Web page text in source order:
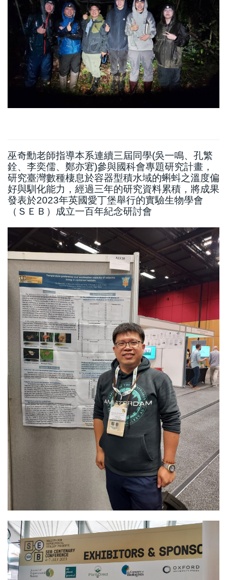
巫奇勳老師指導本系連續三屆同學(吳一鳴、孔繁
銓、李奕儒、鄭亦宭)參與國科會專題研究計畫，
研究臺灣數種棲息於容器型積水域的蝌蚪之溫度偏
好與馴化能力，經過三年的研究資料累積，將成果
發表於2023年英國愛丁堡舉行的實驗生物學會
（ＳＥＢ）成立一百年紀念研討會